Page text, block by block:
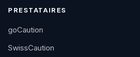
PRESTATAIRES
goCaution
SwissCaution